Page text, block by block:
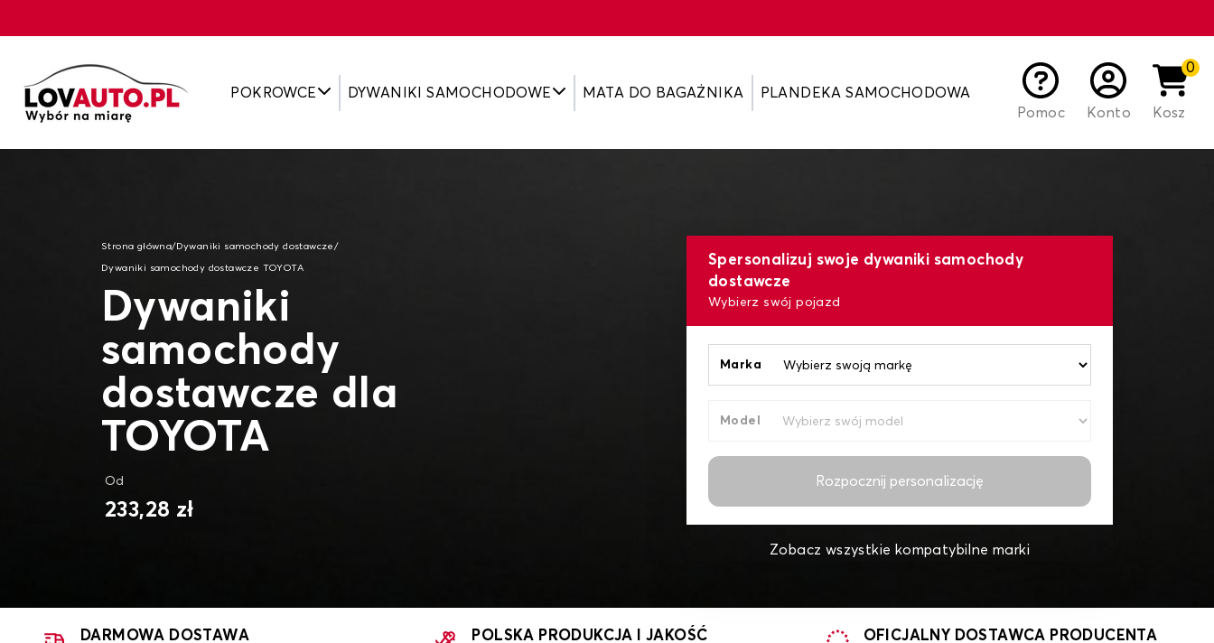
POKROWCE DYWANIKI SAMOCHODOWE MATA DO BAGAŻNIKA
PLANDEKA SAMOCHODOWA
Pomoc
Konto
0
Kosz
Strona główna/ Dywaniki samochody dostawcze /
Dywaniki samochody dostawcze TOYOTA
Dywaniki
samochody
dostawcze dla
TOYOTA
Od
233,28 zł
Spersonalizuj swoje dywaniki samochody
dostawcze
Wybierz swój pojazd
Marka
Model
Rozpocznij personalizację
Zobacz wszystkie kompatybilne marki
DARMOWA DOSTAWA POLSKA PRODUKCJA I JAKOŚĆ OFICJALNY DOSTAWCA PRODUCENTA